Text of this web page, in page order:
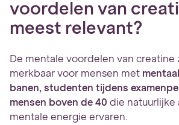
voordelen van
meest relevant?
De mentale voordelen van creatine
merkbaar voor mensen met
banen, studenten tijdens
mensen boven de 40 die natuurlijke
mentale energie ervaren.